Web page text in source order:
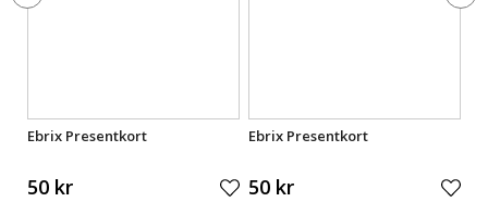
Ebrix Presentkort
50 kr
Ebrix Presentkort
50 kr